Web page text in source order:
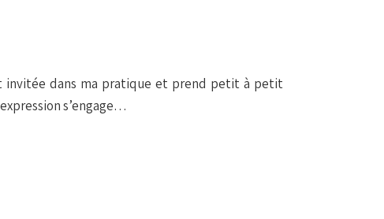
invitée dans ma pratique et prend petit à petit
s’engage…